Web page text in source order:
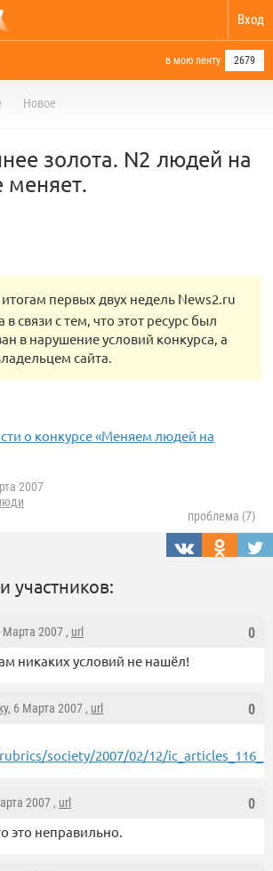
Вход
в мою ленту 2679
Новое
золота. N2 людей на
меняет.
первых двух недель News2.ru
в связи с тем, что этот ресурс был
в нарушение условий конкурса, а
сайта.
о конкурсе «Меняем людей на
2007
проблема (7)
участников:
0
Марта 2007 , url
никаких условий не нашёл!
0
, 6 Марта 2007 , url
society/2007/02/12/
0
2007 , url
это неправильно.